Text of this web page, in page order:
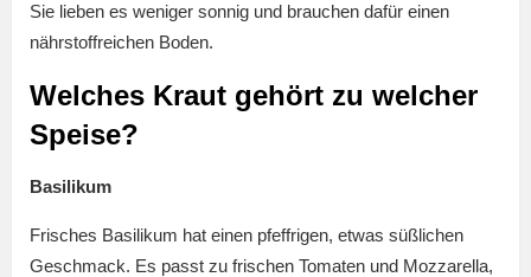
Sie lieben es weniger sonnig und brauchen dafür einen
nährstoffreichen Boden.
Welches Kraut gehört zu welcher
Speise?
Basilikum
Frisches Basilikum hat einen pfeffrigen, etwas süßlichen
Geschmack. Es passt zu frischen Tomaten und Mozzarella,